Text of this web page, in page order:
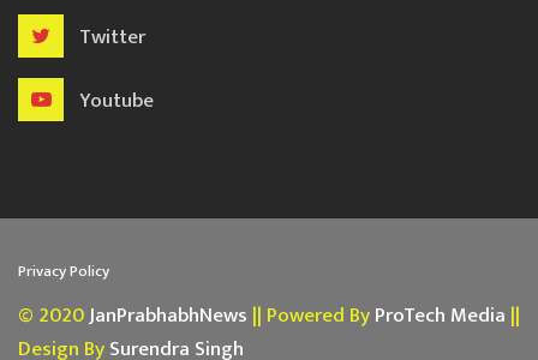
Twitter
Youtube
Privacy Policy
© 2020JanPrabhabhNews || Powered ByProTech Media ||
Design BySurendra Singh